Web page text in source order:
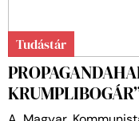
Tudástár